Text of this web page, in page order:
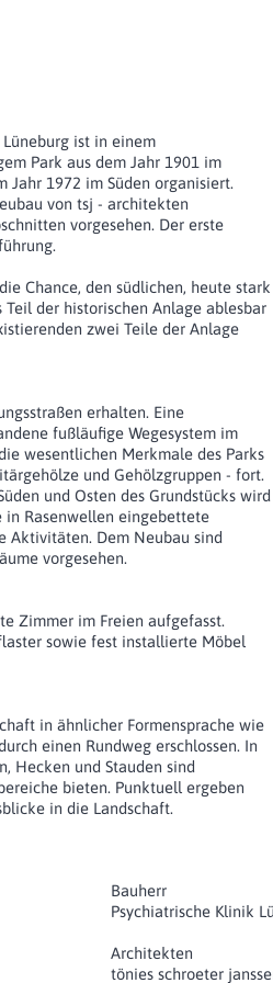
ist in einem
Park aus dem Jahr 1901 im
Jahr 1972 im Süden organisiert.
von tsj - architekten
vorgesehen. Der erste
Chance, den südlichen, heute stark
der historischen Anlage ablesbar
zwei Teile der Anlage
erhalten. Eine
fußläufige Wegesystem im
wesentlichen Merkmale des Parks
und Gehölzgruppen - fort.
und Osten des Grundstücks wird
in Rasenwellen eingebettete
Aktivitäten. Dem Neubau sind
vorgesehen.
Zimmer im Freien aufgefasst.
sowie fest installierte Möbel
in ähnlicher Formensprache wie
einen Rundweg erschlossen. In
Hecken und Stauden sind
bieten. Punktuell ergeben
in die Landschaft.
Bauherr
Psychiatrische Klinik
Architekten
tönies schroeter